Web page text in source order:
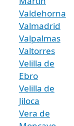
Valdehorna
Valmadrid
Valpalmas
Valtorres
Velilla de
Ebro
Velilla de
Jiloca
Vera de